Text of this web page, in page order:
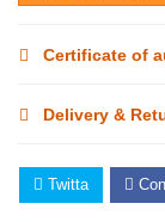
Certificate of
Delivery &
Twitta